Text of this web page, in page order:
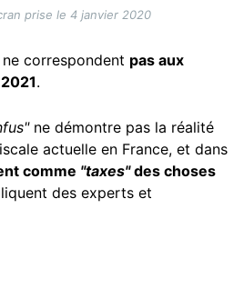
prise le 4 janvier 2020
correspondent pas aux
.
ne démontre pas la réalité
actuelle en France, et dans
comme "taxes"des choses
des experts et